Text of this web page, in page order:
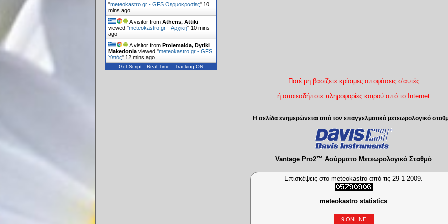
"meteokastro.gr - GFS Θερμοκρασίες" 10
mins ago
A visitor fromAthens, Attiki
viewed "meteokastro.gr - Αρχική" 10 mins
ago
A visitor fromPtolemaida, Dytiki
Makedonia viewed "meteokastro.gr - GFS
Υετός" 12 mins ago
Get Script Real Time Tracking ON
Ποτέ μη βασίζετε κρίσιμες αποφάσεις σ'αυτές
ή οποιεσδήποτε πληροφορίες καιρού από το Internet
Η σελίδα ενημερώνεται από τον επαγγελματικό μετεωρολογικό
Vantage Pro2™ Ασύρματο Μετεωρολογικό Σταθμό
Επισκέψεις στο meteokastro από τις 29-1-2009.
meteokastro statistics
9 ONLINE